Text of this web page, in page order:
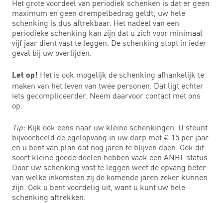
Het grote voordeel van periodiek schenken is dat er geen
maximum en geen drempelbedrag geldt; uw hele
schenking is dus aftrekbaar. Het nadeel van een
periodieke schenking kan zijn dat u zich voor minimaal
vijf jaar dient vast te leggen. De schenking stopt in ieder
geval bij uw overlijden.
Let op! Het is ook mogelijk de schenking afhankelijk te
maken van het leven van twee personen. Dat ligt echter
iets gecompliceerder. Neem daarvoor contact met ons
op.
Tip: Kijk ook eens naar uw kleine schenkingen. U steunt
bijvoorbeeld de egelopvang in uw dorp met € 15 per jaar
en u bent van plan dat nog jaren te blijven doen. Ook dit
soort kleine goede doelen hebben vaak een ANBI-status.
Door uw schenking vast te leggen weet de opvang beter
van welke inkomsten zij de komende jaren zeker kunnen
zijn. Ook u bent voordelig uit, want u kunt uw hele
schenking aftrekken.